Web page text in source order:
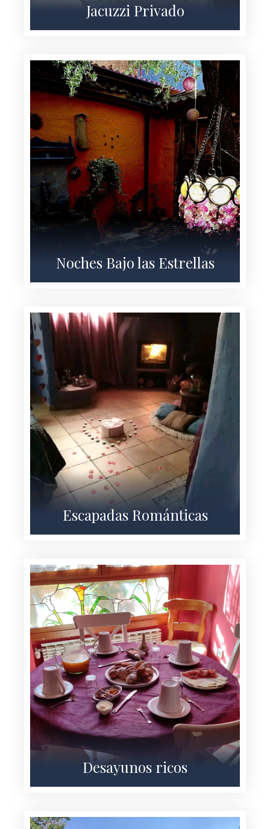
Jacuzzi Privado
Noches Bajo las Estrellas
Escapadas Románticas
Desayunos ricos